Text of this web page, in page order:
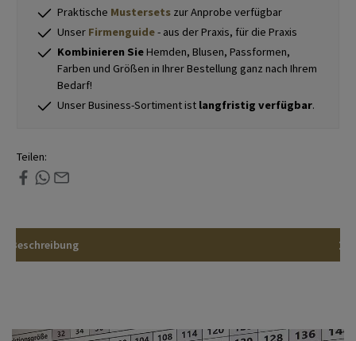
Praktische Mustersets zur Anprobe verfügbar
Unser Firmenguide- aus der Praxis, für die Praxis
Kombinieren SieHemden, Blusen, Passformen,
Farben und Größen in Ihrer Bestellung ganz nach Ihrem
Bedarf!
Unser Business-Sortiment ist langfristig verfügbar.
Teilen:
Beschreibung